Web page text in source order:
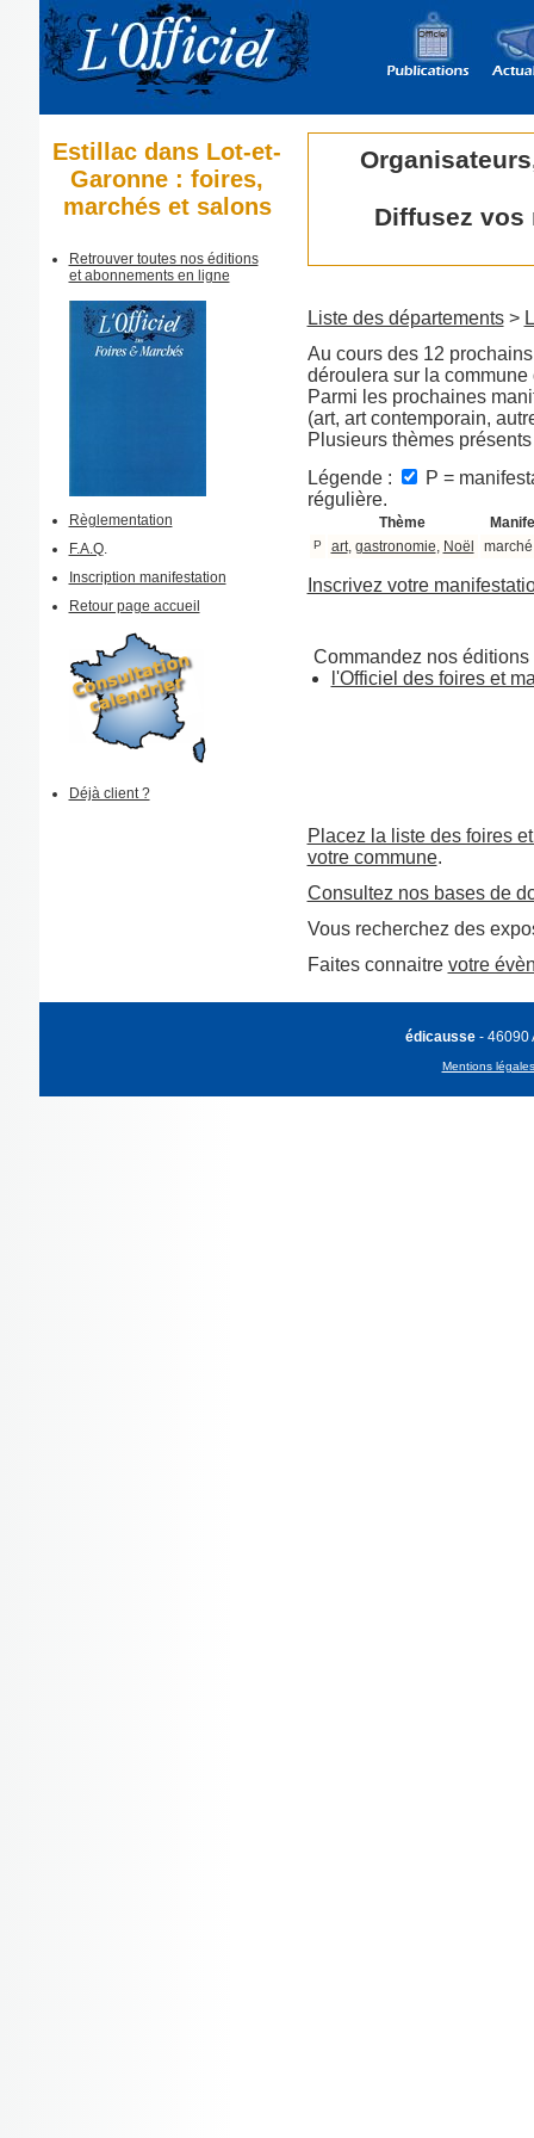
Estillac dans Lot-et-
Garonne : foires,
marchés et salons
Retrouver toutes nos éditions
et abonnements en ligne
Règlementation
F.A.Q.
Inscription manifestation
Retour page accueil
Déjà client ?
Diffusez vos
Liste des départements>
Au cours des 12
déroulera sur la
Parmi les prochaines
(art, art contemporain,
Plusieurs thèmes
Légende :
P =
régulière.
Thème
P art, gastronomie, Noël
Inscrivez votre
Commandez nos éditions
l'Officiel des foires et
Placez la liste des foires
votre commune.
Consultez nos bases de
Vous recherchez des
Faites connaitre votre
édicausse - 46090
Mentions légales